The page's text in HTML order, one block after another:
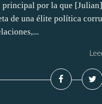
por la que
de una élite política